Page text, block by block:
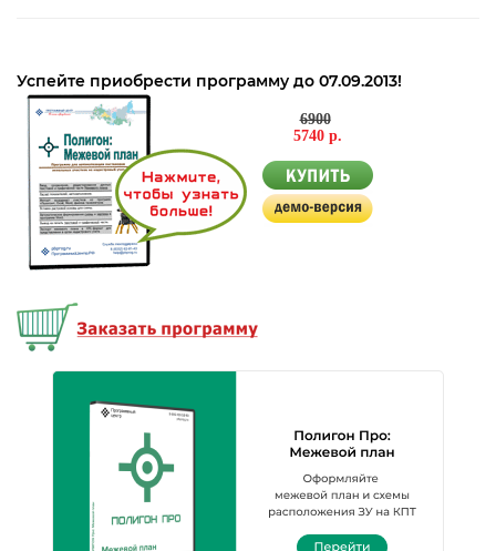
Успейте приобрести программу до 07.09.2013!
6900
5740 р.